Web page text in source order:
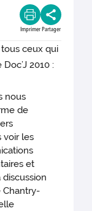
Imprimer Partager
tous ceux qui
2010 :
nous
de
voir les
et
discussion
Chantry-